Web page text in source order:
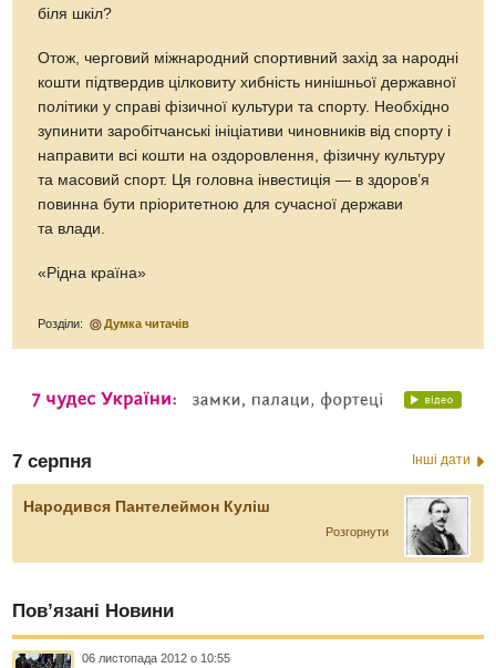
біля шкіл?
Отож, черговий міжнародний спортивний захід за народні
кошти підтвердив цілковиту хибність нинішньої державної
політики у справі фізичної культури та спорту. Необхідно
зупинити заробітчанські ініціативи чиновників від спорту і
направити всі кошти на оздоровлення, фізичну культуру
та масовий спорт. Ця головна інвестиція — в здоров’я
повинна бути пріоритетною для сучасної держави
та влади.
«Рідна країна»
Розділи: Думка читачів
7 серпня Інші дати
Народився Пантелеймон Куліш
Розгорнути
Пов’язані Новини
06 листопада 2012 о 10:55